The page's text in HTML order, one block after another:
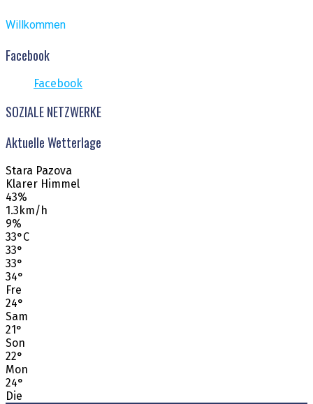
Willkommen
Facebook
Facebook
SOZIALE NETZWERKE
Aktuelle Wetterlage
Stara Pazova
Klarer Himmel
43%
1.3km/h
9%
33°C
33°
33°
34°
Fre
24°
Sam
21 °
Son
22°
Mon
24°
Die